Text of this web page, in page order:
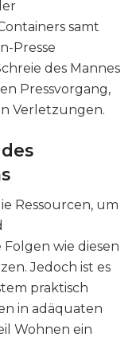
samt
Presse
des Mannes
Pressvorgang,
Verletzungen.
Ressourcen, um
wie diesen
Jedoch ist es
praktisch
in adäquaten
Wohnen ein